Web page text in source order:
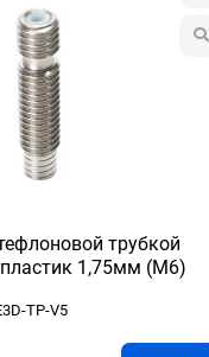
трубкой
1,75мм (М6)
TP-V5